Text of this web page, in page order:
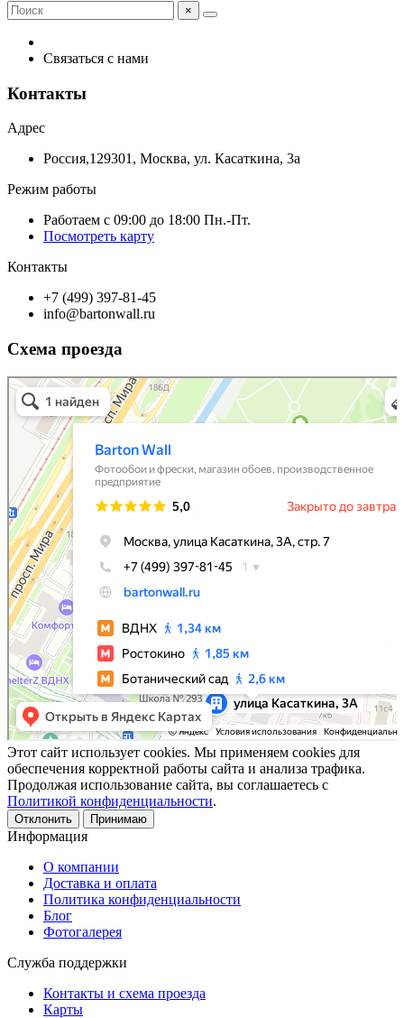
×
Связаться с нами
Контакты
Адрес
Россия,129301, Москва, ул. Касаткина, 3а
Режим работы
Работаем с 09:00 до 18:00 Пн.-Пт.
Посмотреть карту
Контакты
+7 (499) 397-81-45
info@bartonwall.ru
Схема проезда
Barton Wall
Фотообои и фрески в Москве
Производственное предприятие в Москве
Этот сайт использует cookies. Мы применяем cookies для
обеспечения корректной работы сайта и анализа трафика.
Продолжая использование сайта, вы соглашаетесь с
Политикой конфиденциальности.
Отклонить Принимаю
Информация
О компании
Доставка и оплата
Политика конфиденциальности
Блог
Фотогалерея
Служба поддержки
Контакты и схема проезда
Карты